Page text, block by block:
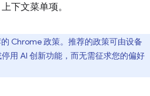
上下文菜单项。
Chrome 政策。推荐的政策可由设备
用 AI 创新功能，而无需征求您的偏好